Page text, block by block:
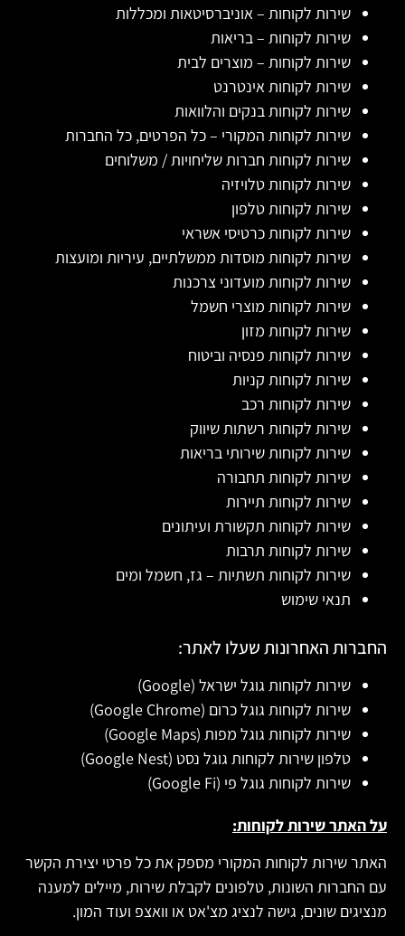
שירות לקוחות – אוניברסיטאות ומכללות
שירות לקוחות – בריאות
שירות לקוחות – מוצרים לבית
שירות לקוחות אינטרנט
שירות לקוחות בנקים והלוואות
שירות לקוחות המקורי – כל הפרטים, כל החברות
שירות לקוחות חברות שליחויות / משלוחים
שירות לקוחות טלויזיה
שירות לקוחות טלפון
שירות לקוחות כרטיסי אשראי
שירות לקוחות מוסדות ממשלתיים, עיריות ומועצות
שירות לקוחות מועדוני צרכנות
שירות לקוחות מוצרי חשמל
שירות לקוחות מזון
שירות לקוחות פנסיה וביטוח
שירות לקוחות קניות
שירות לקוחות רכב
שירות לקוחות רשתות שיווק
שירות לקוחות שירותי בריאות
שירות לקוחות תחבורה
שירות לקוחות תיירות
שירות לקוחות תקשורת ועיתונים
שירות לקוחות תרבות
שירות לקוחות תשתיות – גז, חשמל ומים
תנאי שימוש
החברות האחרונות שעלו לאתר:
שירות לקוחות גוגל ישראל (Google)
שירות לקוחות גוגל כרום (Google Chrome)
שירות לקוחות גוגל מפות (Google Maps)
טלפון שירות לקוחות גוגל נסט (Google Nest)
שירות לקוחות גוגל פי (Google Fi)
על האתר שירות לקוחות:
האתר שירות לקוחות המקורי מספק את כל פרטי יצירת הקשר
עם החברות השונות, טלפונים לקבלת שירות, מיילים למענה
מנציגים שונים, גישה לנציג מצ'אט או וואצפ ועוד המון.